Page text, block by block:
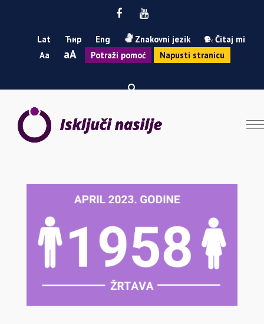
FacebookYoutube
Lat Ћир Eng Znakovni jezik
Čitaj mi
ASmanjiA Povećaj
Potraži pomoć Napusti stranicu